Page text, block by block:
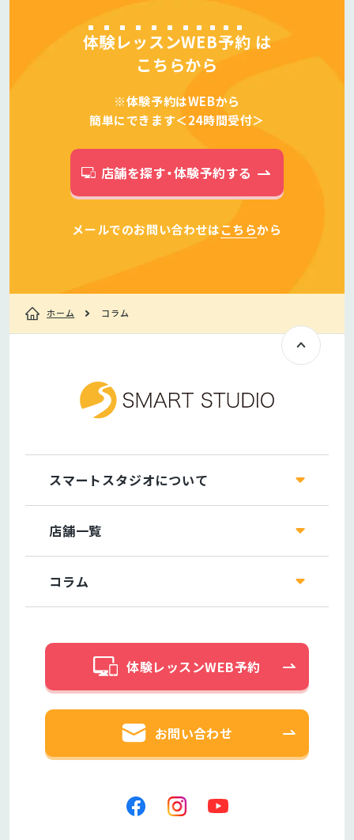
体験レッスンWEB予約 は
こちらから
※体験予約はWEBから
簡単にできます＜24時間受付＞
店舗を探す・体験予約する
メールでのお問い合わせはこちらから
ホーム コラム
スマートスタジオについて
店舗一覧
コラム
体験レッスンWEB予約
お問い合わせ